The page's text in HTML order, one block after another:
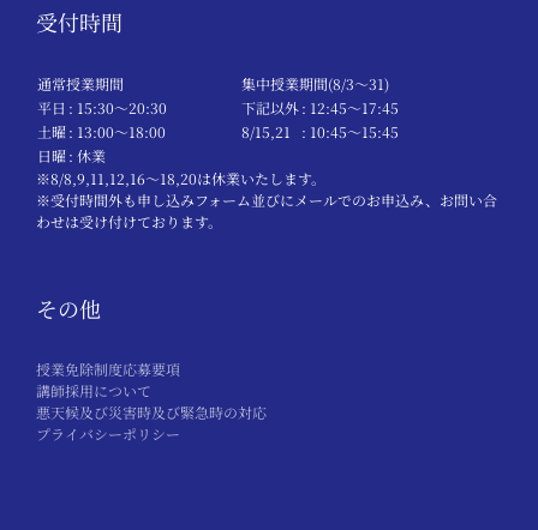
受付時間
通常授業期間
集中授業期間(8/3～31)
平日 : 15:30〜20:30 下記以外: 12:45〜17:45
土曜: 13:00〜18:00 8/15,21
: 10:45〜15:45
日曜: 休業
※8/8,9,11,12,16～18,20は休業いたします。
※受付時間外も申し込みフォーム並びにメールでのお申込み、お問い合
わせは受け付けております。
その他
授業免除制度応募要項
講師採用について
悪天候及び災害時及び緊急時の対応
プライバシーポリシー